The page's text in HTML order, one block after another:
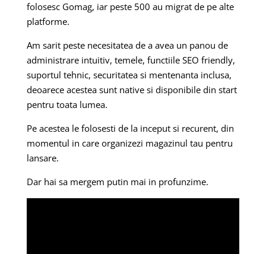
folosesc Gomag, iar peste 500 au migrat de pe alte
platforme.
Am sarit peste necesitatea de a avea un panou de
administrare intuitiv, temele, functiile SEO friendly,
suportul tehnic, securitatea si mentenanta inclusa,
deoarece acestea sunt native si disponibile din start
pentru toata lumea.
Pe acestea le folosesti de la inceput si recurent, din
momentul in care organizezi magazinul tau pentru
lansare.
Dar hai sa mergem putin mai in profunzime.